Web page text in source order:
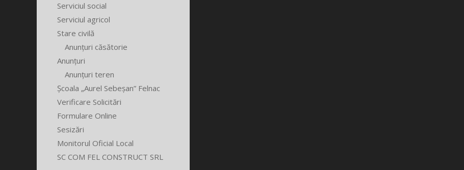
Serviciul social
Serviciul agricol
Stare civilă
Anunțuri căsătorie
Anunțuri
Anunțuri teren
Școala „Aurel Sebeșan” Felnac
Verificare Solicitări
Formulare Online
Sesizări
Monitorul Oficial Local
SC COM FEL CONSTRUCT SRL